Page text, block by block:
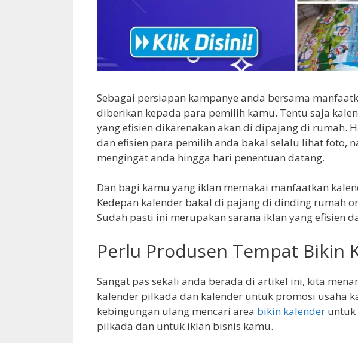
Sebagai persiapan kampanye anda bersama
diberikan kepada para pemilih kamu. Tentu saja
yang efisien dikarenakan akan di dipajang di rumah.
dan efisien para pemilih anda bakal selalu lihat foto,
mengingat anda hingga hari penentuan datang.
Dan bagi kamu yang iklan memakai manfaatkan
Kedepan kalender bakal di pajang di dinding rumah
Sudah pasti ini merupakan sarana iklan yang efisien
Perlu Produsen Tempat Bikin
Sangat pas sekali anda berada di artikel ini, kita
kalender pilkada dan kalender untuk promosi usaha
kebingungan ulang mencari area bikin kalender untuk
pilkada dan untuk iklan bisnis kamu.